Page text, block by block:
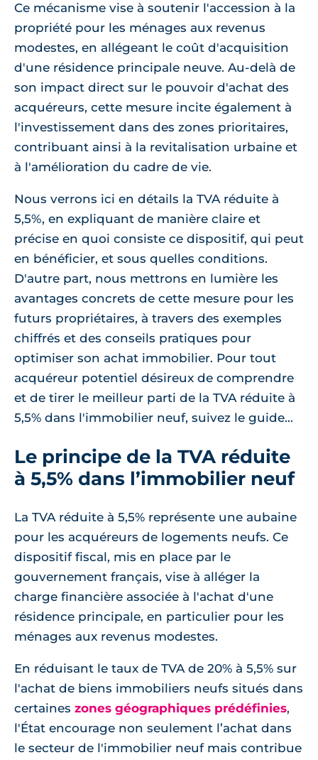
Ce mécanisme vise à soutenir l'accession à la
propriété pour les ménages aux revenus
modestes, en allégeant le coût d'acquisition
d'une résidence principale neuve. Au-delà de
son impact direct sur le pouvoir d'achat des
acquéreurs, cette mesure incite également à
l'investissement dans des zones prioritaires,
contribuant ainsi à la revitalisation urbaine et
à l'amélioration du cadre de vie.
Nous verrons ici en détails la TVA réduite à
5,5%, en expliquant de manière claire et
précise en quoi consiste ce dispositif, qui peut
en bénéficier, et sous quelles conditions.
D'autre part, nous mettrons en lumière les
avantages concrets de cette mesure pour les
futurs propriétaires, à travers des exemples
chiffrés et des conseils pratiques pour
optimiser son achat immobilier. Pour tout
acquéreur potentiel désireux de comprendre
et de tirer le meilleur parti de la TVA réduite à
5,5% dans l'immobilier neuf, suivez le guide...
Le principe de la TVA réduite
à 5,5% dans l’immobilier neuf
La TVA réduite à 5,5% représente une aubaine
pour les acquéreurs de logements neufs. Ce
dispositif fiscal, mis en place par le
gouvernement français, vise à alléger la
charge financière associée à l'achat d'une
résidence principale, en particulier pour les
ménages aux revenus modestes.
En réduisant le taux de TVA de 20% à 5,5% sur
l'achat de biens immobiliers neufs situés dans
certaines zones géographiques prédéfinies,
l'État encourage non seulement l’achat dans
le secteur de l'immobilier neuf mais contribue